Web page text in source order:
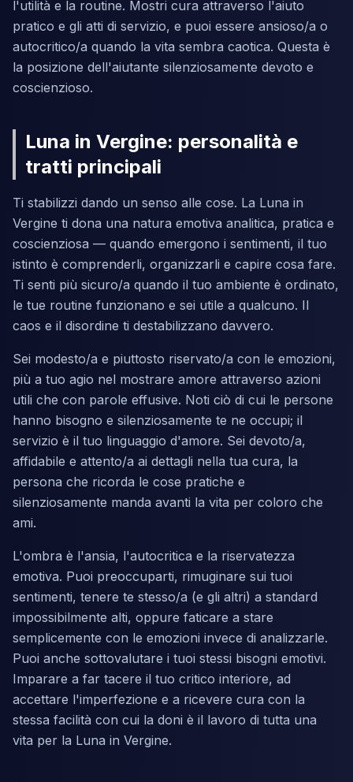
l'utilità e la routine. Mostri cura attraverso l'aiuto
pratico e gli atti di servizio, e puoi essere ansioso/a o
autocritico/a quando la vita sembra caotica. Questa è
la posizione dell'aiutante silenziosamente devoto e
coscienzioso.
Luna in Vergine: personalità e
tratti principali
Ti stabilizzi dando un senso alle cose. La Luna in
Vergine ti dona una natura emotiva analitica, pratica e
coscienziosa — quando emergono i sentimenti, il tuo
istinto è comprenderli, organizzarli e capire cosa fare.
Ti senti più sicuro/a quando il tuo ambiente è ordinato,
le tue routine funzionano e sei utile a qualcuno. Il
caos e il disordine ti destabilizzano davvero.
Sei modesto/a e piuttosto riservato/a con le emozioni,
più a tuo agio nel mostrare amore attraverso azioni
utili che con parole effusive. Noti ciò di cui le persone
hanno bisogno e silenziosamente te ne occupi; il
servizio è il tuo linguaggio d'amore. Sei devoto/a,
affidabile e attento/a ai dettagli nella tua cura, la
persona che ricorda le cose pratiche e
silenziosamente manda avanti la vita per coloro che
ami.
L'ombra è l'ansia, l'autocritica e la riservatezza
emotiva. Puoi preoccuparti, rimuginare sui tuoi
sentimenti, tenere te stesso/a (e gli altri) a standard
impossibilmente alti, oppure faticare a stare
semplicemente con le emozioni invece di analizzarle.
Puoi anche sottovalutare i tuoi stessi bisogni emotivi.
Imparare a far tacere il tuo critico interiore, ad
accettare l'imperfezione e a ricevere cura con la
stessa facilità con cui la doni è il lavoro di tutta una
vita per la Luna in Vergine.